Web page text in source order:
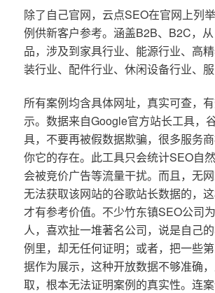
除了自己官网，云点SEO在官网上列
例供新客户参考。涵盖B2B、B2C，
品，涉及到家具行业、能源行业、高
装行业、配件行业、休闲设备行业、服
所有案例均含具体网址，真实可查，
示。数据来自Google官方站长工具，
具，不要再被假数据欺骗，很多服务
你它的存在。此工具只会统计SEO自
会被竞价广告等流量干扰。而且，无
无法获取该网站的谷歌站长数据的，
才有参考价值。不少竹东镇SEO公司
人，喜欢扯一堆著名公司，说是自己
例里，却无任何证明；或者，把一些
据作为展示，这种开放数据不够准确
取，根本无法证明案例的真实性。连